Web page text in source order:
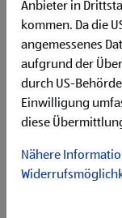
13:00 bis 19:00
zweiten
Qualifikationen,
grundlegende
kein
zuverlässige
Bereitschaft zu
Angebote, die
attraktive
Anbieter in
kommen. Da die
angemessenes
aufgrund der
durch US-
Einwilligung
diese
Nähere